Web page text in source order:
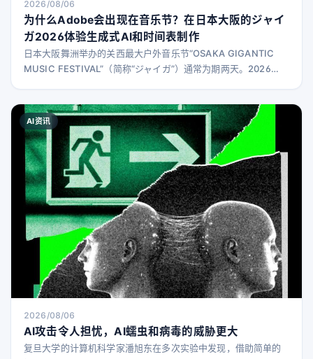
2026/08/06
为什么Adobe会出现在音乐节？在日本大阪的ジャイ
ガ2026体验生成式AI和时间表制作
日本大阪舞洲举办的关西最大户外音乐节“OSAKA GIGANTIC
MUSIC FESTIVAL”（简称“ジャイガ”）通常为期两天。2026
以Photoshop闻名的日本Adobe公司。为何Adobe会参与音乐
节？我们进行了深入了解。 利用Adobe工具提供四种互动体验
AI资讯
2026/08/06
AI攻击令人担忧，AI蠕虫和病毒的威胁更大
复旦大学的计算机科学家潘旭东在多次实验中发现，借助简单的